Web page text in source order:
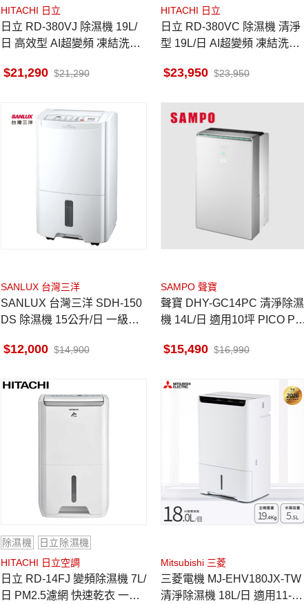
HITACHI 日立
日立 RD-380VJ 除濕機 19L/
日 高效型 AI超變頻 凍結洗淨
21,290 21,290
HITACHI 日立
日立 RD-380VC 除濕機 清淨
型 19L/日 AI超變頻 凍結洗淨
23,950 23,950
SANLUX 台灣三洋
SANLUX 台灣三洋 SDH-150
DS 除濕機 15公升/日 一級能
12,000 14,900
SAMPO 聲寶
聲寶 DHY-GC14PC 清淨除濕
機 14L/日 適用10坪 PICO PU
15,490 16,990
除濕機
日立除濕機
HITACHI 日立空調
日立 RD-14FJ 變頻除濕機 7L/
日 PM2.5濾網 快速乾衣 一級
Mitsubishi 三菱
三菱電機 MJ-EHV180JX-TW
清淨除濕機 18L/日 適用11-23